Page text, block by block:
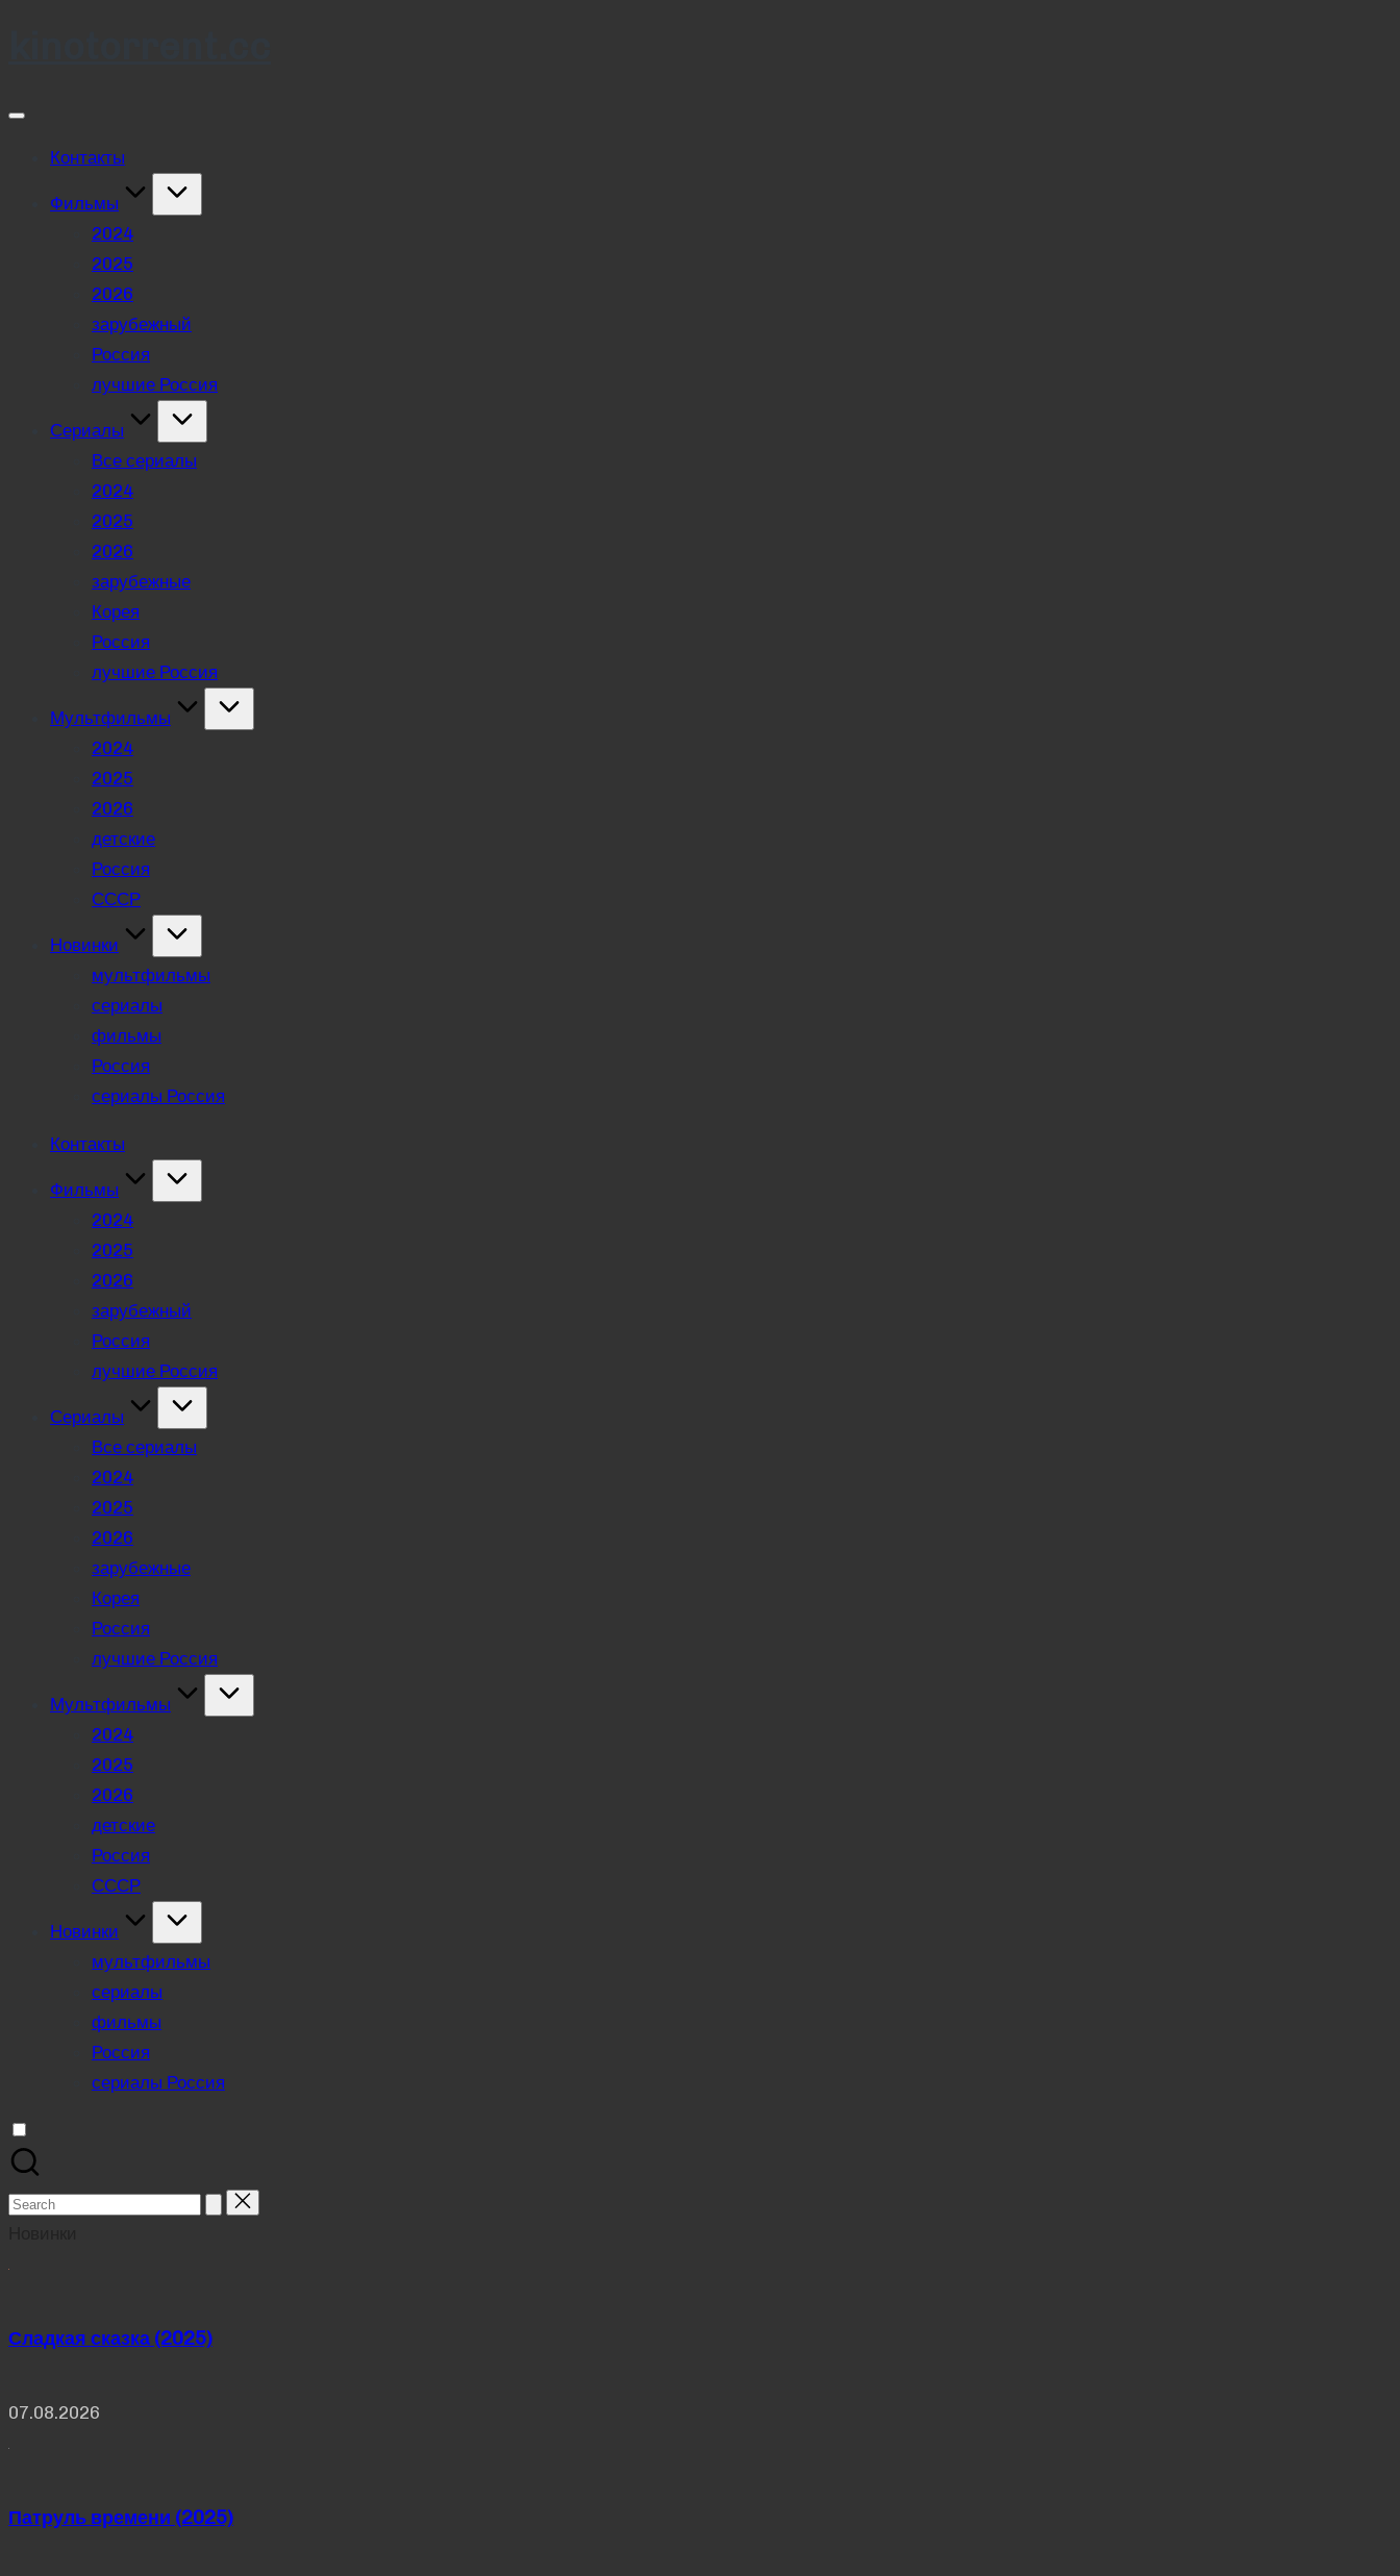
Контакты
Фильмы
2024
2025
2026
зарубежный
Россия
лучшие Россия
Сериалы
Все сериалы
2024
2025
2026
зарубежные
Корея
Россия
лучшие Россия
Мультфильмы
2024
2025
2026
детские
Россия
СССР
Новинки
мультфильмы
сериалы
фильмы
Россия
сериалы Россия
Контакты
Фильмы
2024
2025
2026
зарубежный
Россия
лучшие Россия
Сериалы
Все сериалы
2024
2025
2026
зарубежные
Корея
Россия
лучшие Россия
Мультфильмы
2024
2025
2026
детские
Россия
СССР
Новинки
мультфильмы
сериалы
фильмы
Россия
сериалы Россия
Search
Сладкая сказка (2025)
07.08.2026
Патруль времени (2025)